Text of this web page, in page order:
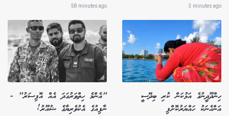
3 minutes ago
58 minutes ago
ހިންދޫދީނުގެ އަޅުކަން ކުރި ބިދޭސީ
އަންހެނަކު ހައްޔަރުކޮށްފި
"އެންމެ ހިތްވަރުގަދަ އެއް އޮފިސަރު" -
ނާފިއުގެ އެކުވެރިޔާގެ ޝުއޫރު!